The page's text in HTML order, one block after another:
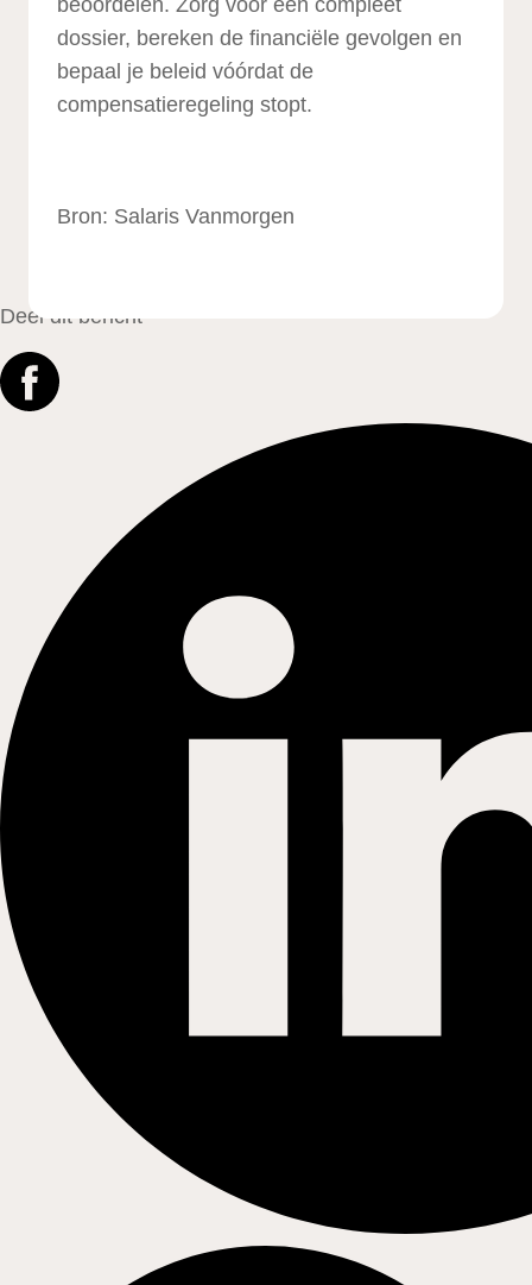
beoordelen. Zorg voor een compleet
dossier, bereken de financiële gevolgen en
bepaal je beleid vóórdat de
compensatieregeling stopt.
Bron: Salaris Vanmorgen
Deel dit bericht